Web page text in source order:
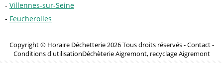
Villennes-sur-Seine
Feucherolles
Copyright © Horaire Déchetterie 2026 Tous droits réservés -Contact-
Conditions d'utilisationDéchèterie Aigremont, recyclage Aigremont